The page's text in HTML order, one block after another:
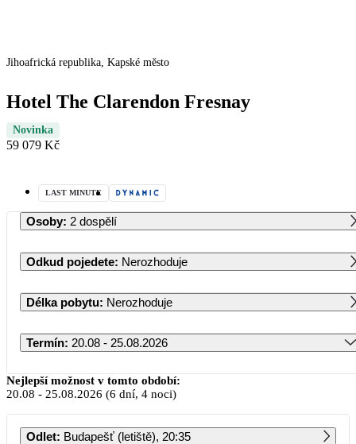
Jihoafrická republika, Kapské město
Hotel The Clarendon Fresnay
Novinka
59 079 Kč
LAST MINUTE
Osoby: 2 dospělí
Odkud pojedete: Nerozhoduje
Délka pobytu: Nerozhoduje
Termín: 20.08 - 25.08.2026
Srpen 2026
PO ÚT ST ČT PÁ SO NE
Nejlepší možnost v tomto období:
20.08 - 25.08.2026 (6 dní, 4 noci)
Odlet: Budapešť (letiště), 20:35